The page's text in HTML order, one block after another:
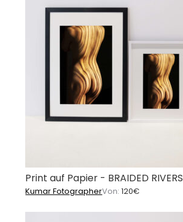
Print auf Papier - BRAIDED RIVERS
Kumar FotographerVon:120€